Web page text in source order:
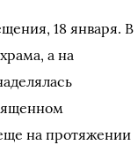
18 января. В
а на
на протяжении